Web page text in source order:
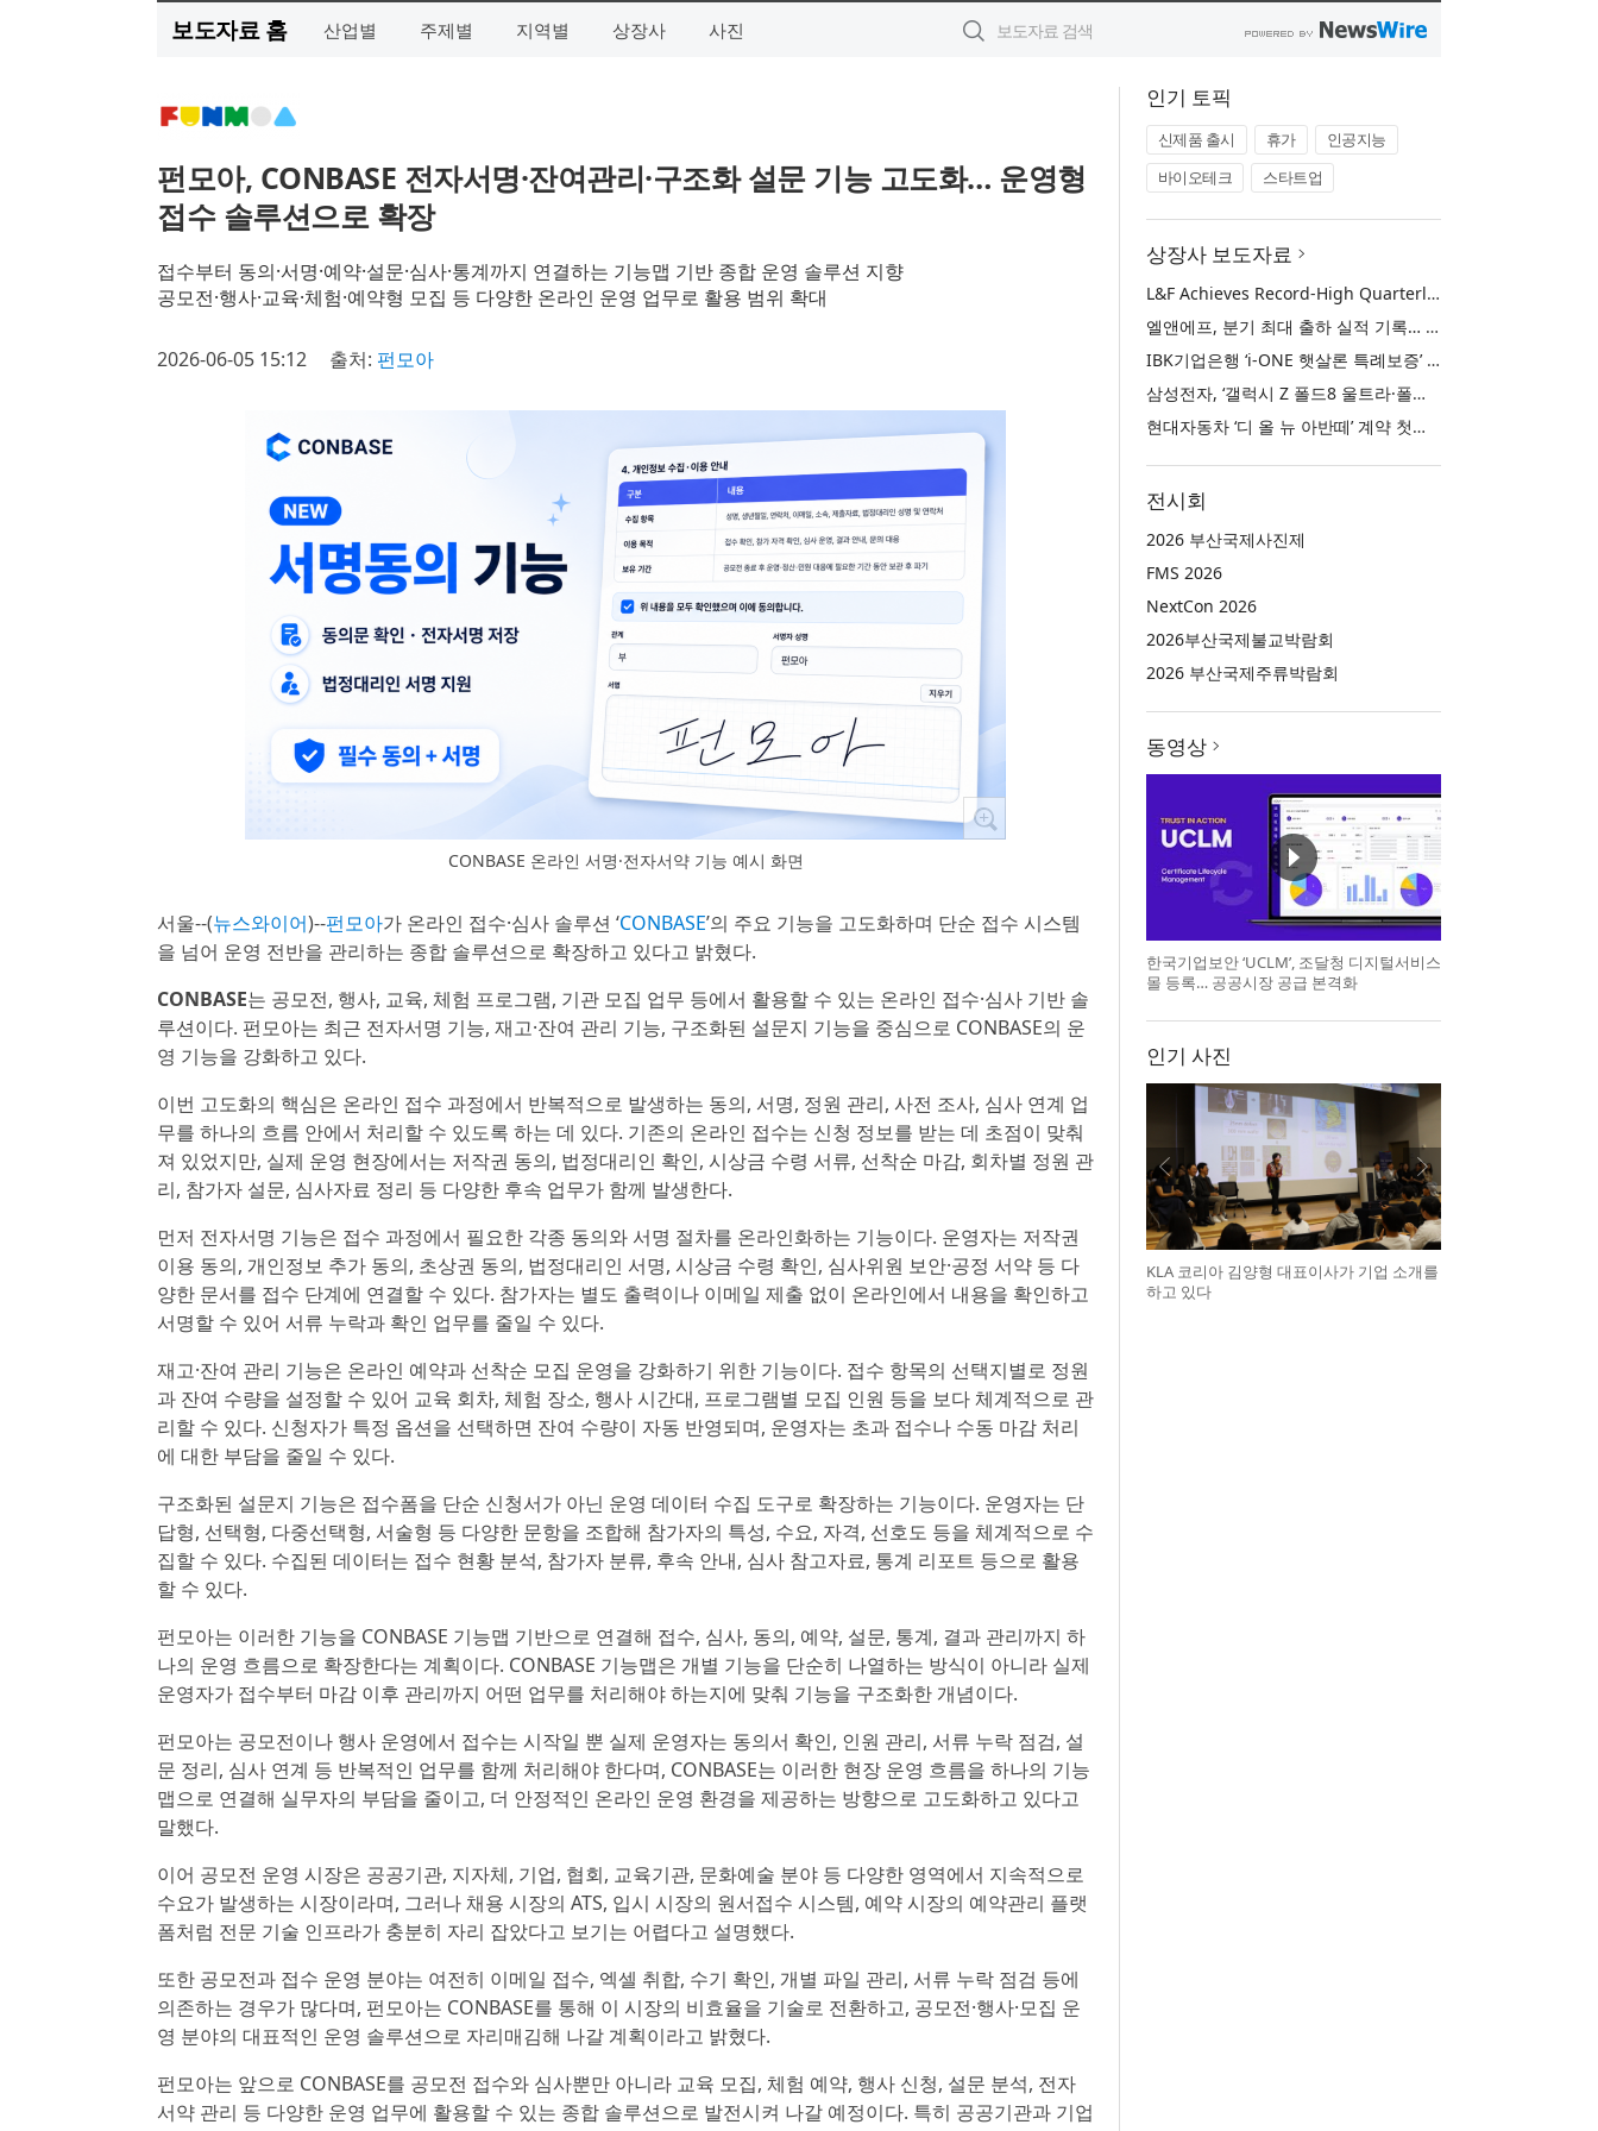
보도자료 홈 산업별 주제별 지역별 상장사 사진
펀모아, CONBASE 전자서명·잔여관리·구조화 설문 기능 고도화… 운영형
접수 솔루션으로 확장
접수부터 동의·서명·예약·설문·심사·통계까지 연결하는 기능맵 기반 종합 운영 솔루션 지향
공모전·행사·교육·체험·예약형 모집 등 다양한 온라인 운영 업무로 활용 범위 확대
2026-06-05 15:12 출처: 펀모아
CONBASE 온라인 서명·전자서약 기능 예시 화면
서울--(뉴스와이어)--펀모아가 온라인 접수·심사 솔루션 ‘CONBASE’의 주요 기능을 고도화하며 단순 접수 시스템
을 넘어 운영 전반을 관리하는 종합 솔루션으로 확장하고 있다고 밝혔다.
CONBASE는 공모전, 행사, 교육, 체험 프로그램, 기관 모집 업무 등에서 활용할 수 있는 온라인 접수·심사 기반 솔
루션이다. 펀모아는 최근 전자서명 기능, 재고·잔여 관리 기능, 구조화된 설문지 기능을 중심으로 CONBASE의 운
영 기능을 강화하고 있다.
이번 고도화의 핵심은 온라인 접수 과정에서 반복적으로 발생하는 동의, 서명, 정원 관리, 사전 조사, 심사 연계 업
무를 하나의 흐름 안에서 처리할 수 있도록 하는 데 있다. 기존의 온라인 접수는 신청 정보를 받는 데 초점이 맞춰
져 있었지만, 실제 운영 현장에서는 저작권 동의, 법정대리인 확인, 시상금 수령 서류, 선착순 마감, 회차별 정원 관
리, 참가자 설문, 심사자료 정리 등 다양한 후속 업무가 함께 발생한다.
먼저 전자서명 기능은 접수 과정에서 필요한 각종 동의와 서명 절차를 온라인화하는 기능이다. 운영자는 저작권
이용 동의, 개인정보 추가 동의, 초상권 동의, 법정대리인 서명, 시상금 수령 확인, 심사위원 보안·공정 서약 등 다
양한 문서를 접수 단계에 연결할 수 있다. 참가자는 별도 출력이나 이메일 제출 없이 온라인에서 내용을 확인하고
서명할 수 있어 서류 누락과 확인 업무를 줄일 수 있다.
재고·잔여 관리 기능은 온라인 예약과 선착순 모집 운영을 강화하기 위한 기능이다. 접수 항목의 선택지별로 정원
과 잔여 수량을 설정할 수 있어 교육 회차, 체험 장소, 행사 시간대, 프로그램별 모집 인원 등을 보다 체계적으로 관
리할 수 있다. 신청자가 특정 옵션을 선택하면 잔여 수량이 자동 반영되며, 운영자는 초과 접수나 수동 마감 처리
에 대한 부담을 줄일 수 있다.
구조화된 설문지 기능은 접수폼을 단순 신청서가 아닌 운영 데이터 수집 도구로 확장하는 기능이다. 운영자는 단
답형, 선택형, 다중선택형, 서술형 등 다양한 문항을 조합해 참가자의 특성, 수요, 자격, 선호도 등을 체계적으로 수
집할 수 있다. 수집된 데이터는 접수 현황 분석, 참가자 분류, 후속 안내, 심사 참고자료, 통계 리포트 등으로 활용
할 수 있다.
펀모아는 이러한 기능을 CONBASE 기능맵 기반으로 연결해 접수, 심사, 동의, 예약, 설문, 통계, 결과 관리까지 하
나의 운영 흐름으로 확장한다는 계획이다. CONBASE 기능맵은 개별 기능을 단순히 나열하는 방식이 아니라 실제
운영자가 접수부터 마감 이후 관리까지 어떤 업무를 처리해야 하는지에 맞춰 기능을 구조화한 개념이다.
펀모아는 공모전이나 행사 운영에서 접수는 시작일 뿐 실제 운영자는 동의서 확인, 인원 관리, 서류 누락 점검, 설
문 정리, 심사 연계 등 반복적인 업무를 함께 처리해야 한다며, CONBASE는 이러한 현장 운영 흐름을 하나의 기능
맵으로 연결해 실무자의 부담을 줄이고, 더 안정적인 온라인 운영 환경을 제공하는 방향으로 고도화하고 있다고
말했다.
이어 공모전 운영 시장은 공공기관, 지자체, 기업, 협회, 교육기관, 문화예술 분야 등 다양한 영역에서 지속적으로
수요가 발생하는 시장이라며, 그러나 채용 시장의 ATS, 입시 시장의 원서접수 시스템, 예약 시장의 예약관리 플랫
폼처럼 전문 기술 인프라가 충분히 자리 잡았다고 보기는 어렵다고 설명했다.
또한 공모전과 접수 운영 분야는 여전히 이메일 접수, 엑셀 취합, 수기 확인, 개별 파일 관리, 서류 누락 점검 등에
의존하는 경우가 많다며, 펀모아는 CONBASE를 통해 이 시장의 비효율을 기술로 전환하고, 공모전·행사·모집 운
영 분야의 대표적인 운영 솔루션으로 자리매김해 나갈 계획이라고 밝혔다.
펀모아는 앞으로 CONBASE를 공모전 접수와 심사뿐만 아니라 교육 모집, 체험 예약, 행사 신청, 설문 분석, 전자
서약 관리 등 다양한 운영 업무에 활용할 수 있는 종합 솔루션으로 발전시켜 나갈 예정이다. 특히 공공기관과 기업
인기 토픽
신제품 출시 휴가
인공지능
바이오테크
스타트업
상장사 보도자료
L&F Achieves Record-High Quarterly Shipments, Begins LFP Supply for North American ESS in Q3 Advancing its Two-Track NCM and LFP Growth Strategy
엘앤에프, 분기 최대 출하 실적 기록… 3분기 북미 ESS향 LFP 공급 착수 NCM+LFP ‘2-Track’ 성장 전략 실현
IBK기업은행 ‘i-ONE 햇살론 특례보증’ 출시
삼성전자, ‘갤럭시 Z 폴드8 울트라·폴드8·플립8’과 ‘갤럭시 워치 울트라2·워치9’ 국내 공식 출시
현대자동차 ‘디 올 뉴 아반떼’ 계약 첫날 1만 대 돌파
전시회
2026 부산국제사진제
FMS 2026
NextCon 2026
2026부산국제불교박람회
2026 부산국제주류박람회
동영상
한국기업보안 ‘UCLM’, 조달청 디지털서비스
몰 등록… 공공시장 공급 본격화
인기 사진
KLA 코리아 김양형 대표이사가 기업 소개를
하고 있다